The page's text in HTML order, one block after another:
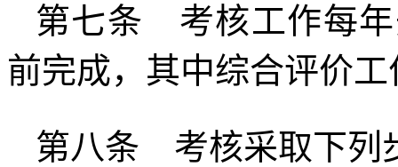
第七条 考核工作每年
前完成，其中综合评价
第八条 考核采取下列